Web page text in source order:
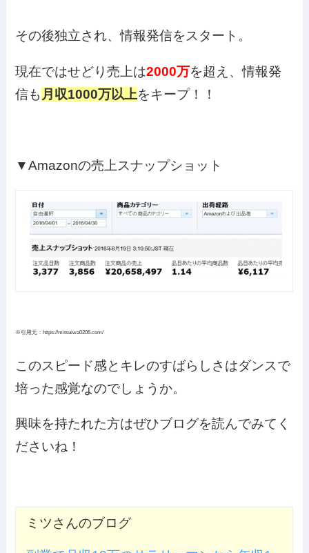
その後独立され、情報発信をスタート。
現在ではせどり売上は2000万を超え、情報発
信も 月収1000万以上をキープ！！
▼Amazonの売上スナップショット
※引用元：https://mitsuiwa0206.com/
このスピード感とキレのすばらしさはダンスで
培った感覚なのでしょうか。
興味を持たれた方はぜひブログを読んでみてく
ださいね！
ミツさんのブログ